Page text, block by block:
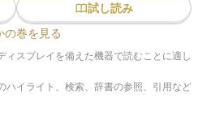
試し読み
の巻を見る
スプレイを備えた機器で読むことに適し
ハイライト、検索、辞書の参照、引用など